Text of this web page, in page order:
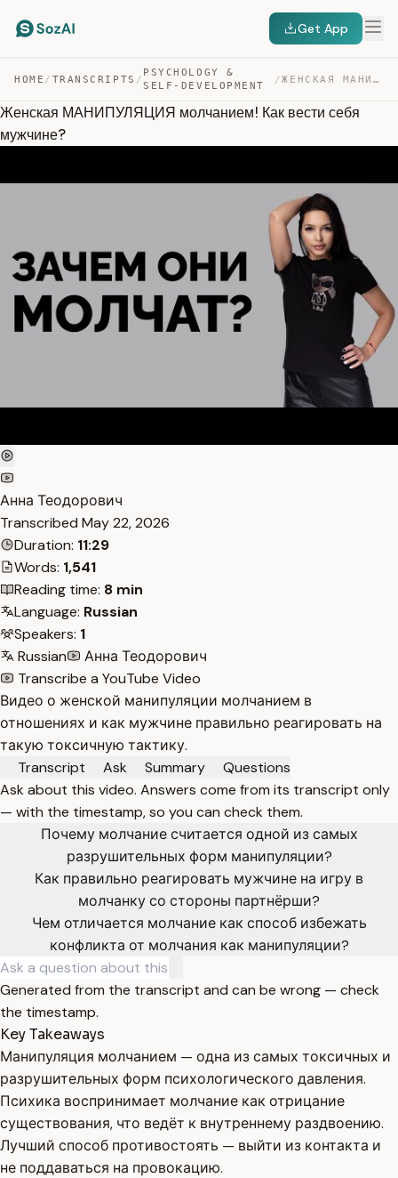
Get App
HOME / TRANSCRIPTS /
PSYCHOLOGY &
SELF-DEVELOPMENT
/ ЖЕНСКАЯ МАНИПУЛЯЦИЯ МОЛЧАНИЕМ! КАК ВЕСТИ СЕБЯ МУЖЧИНЕ? — TRANSCRIPT
Женская МАНИПУЛЯЦИЯ молчанием! Как вести себя
мужчине?
Анна Теодорович
Transcribed May 22, 2026
Duration: 11:29
Words: 1,541
Reading time: 8 min
Language: Russian
Speakers: 1
Russian
Анна Теодорович
Transcribe a YouTube Video
Видео о женской манипуляции молчанием в
отношениях и как мужчине правильно реагировать на
такую токсичную тактику.
Transcript
Ask Summary
Questions
Ask about this video. Answers come from its transcript only
— with the timestamp, so you can check them.
Почему молчание считается одной из самых
разрушительных форм манипуляции?
Как правильно реагировать мужчине на игру в
молчанку со стороны партнёрши?
Чем отличается молчание как способ избежать
конфликта от молчания как манипуляции?
Generated from the transcript and can be wrong — check
the timestamp.
Key Takeaways
Манипуляция молчанием — одна из самых токсичных и
разрушительных форм психологического давления.
Психика воспринимает молчание как отрицание
существования, что ведёт к внутреннему раздвоению.
Лучший способ противостоять — выйти из контакта и
не поддаваться на провокацию.